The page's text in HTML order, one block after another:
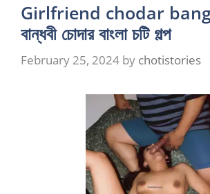
Girlfriend chodar
বান্ধবী চোদার বাংলা চটি গল্প
February 25, 2024 by chotistories